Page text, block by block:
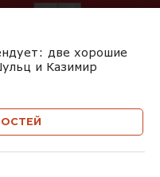
две хорошие
и Казимир